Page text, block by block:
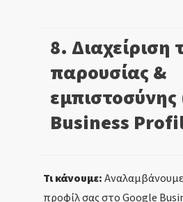
8. Διαχείριση
παρουσίας &
Business
Τι κάνουμε:
προφίλ σας στο Google